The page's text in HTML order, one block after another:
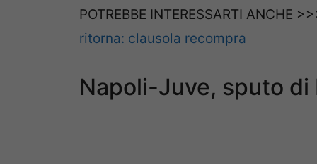
POTREBBE INTERESSARTI ANCHE
ritorna: clausola recompra
Napoli-Juve, sputo di